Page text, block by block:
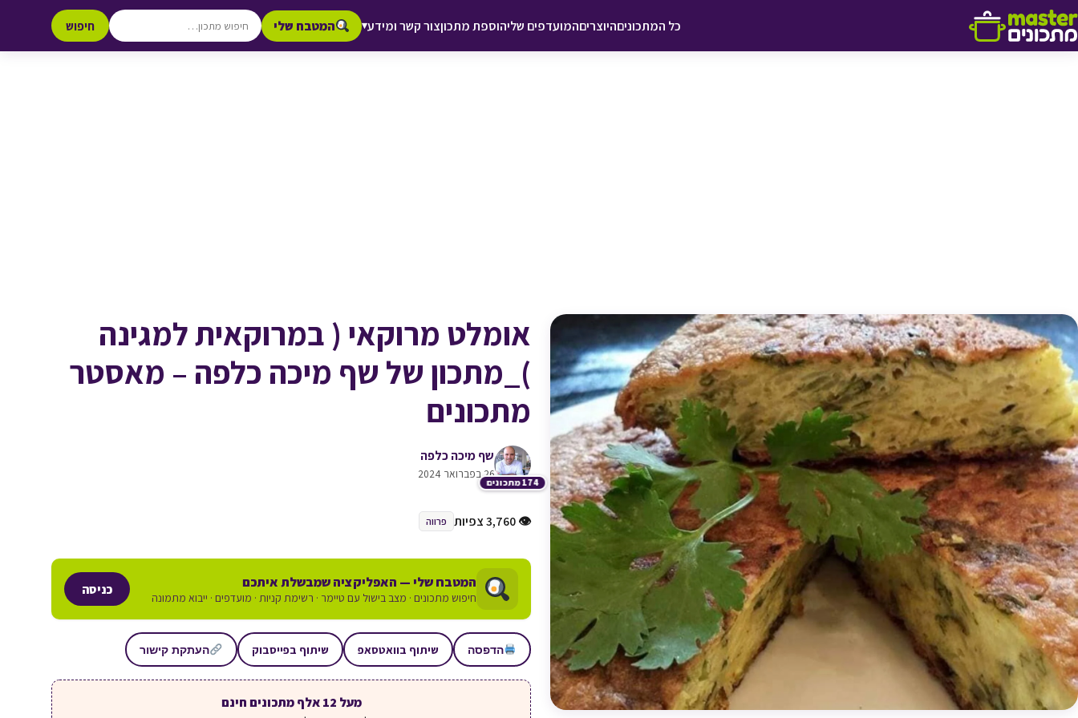
דלג לתוכן
כל המתכוניםהיוצריםהמועדפים שליהוספת מתכוןצור קשר ומידע▾ המטבח שלי חיפוש
אומלט מרוקאי ( במרוקאית למגינה
)_מתכון של שף מיכה כלפה – מאסטר
מתכונים
174 מתכונים
שף מיכה כלפה
26 בפברואר 2024
♥ הוספה
👁 3,760 צפיות פרווה
המטבח שלי — האפליקציה שמבשלת איתכם
חיפוש מתכונים · מצב בישול עם טיימר · רשימת קניות · מועדפים · ייבוא מתמונה
כניסה
הדפסה שיתוף בוואטסאפ שיתוף בפייסבוק העתקת קישור
מעל 12 אלף מתכונים חינם